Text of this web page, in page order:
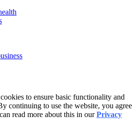
to ensure basic functionality and
continuing to use the website, you agree
read more about this in ourPrivacy